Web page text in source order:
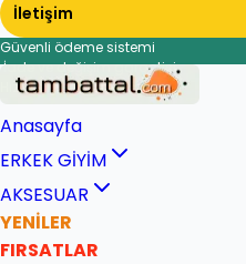
İletişim
Güvenli ödeme sistemi
İade ve değişim garantisi
Anasayfa
ERKEK GİYİM
AKSESUAR
YENİLER
FIRSATLAR